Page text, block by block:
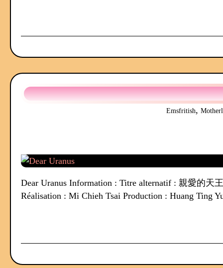
Emsfritish,
Dear Uranus Information : Titre alternatif : 親愛的天
Réalisation : Mi Chieh Tsai Production : Huang Ting